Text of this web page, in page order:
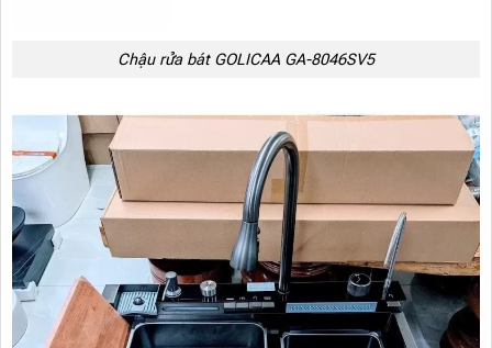
Chậu rửa bát GOLICAA GA-8046SV5